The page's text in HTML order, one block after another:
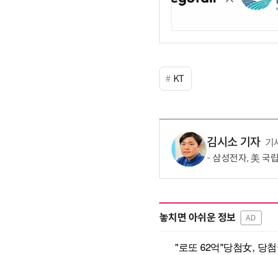
KT
김시소 기자 기
삼성전자, 美 국
놓치면 아쉬운 정보 AD